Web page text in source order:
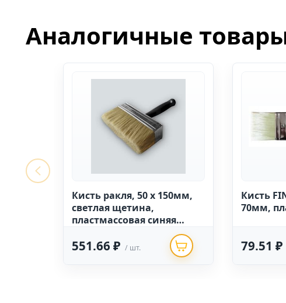
Аналогичные
Кисть ракля, 50 х 150мм,
светлая щетина,
пластмассовая синяя
551.66 ₽ / шт.
Кисть
70мм,
79.51 ₽